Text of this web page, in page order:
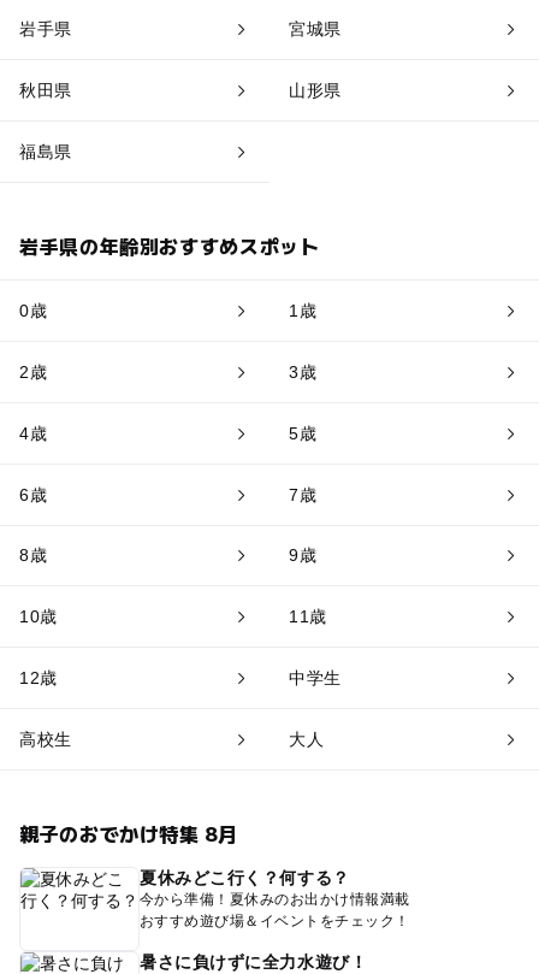
岩手県 宮城県
秋田県 山形県
福島県
岩手県の年齢別おすすめスポット
0歳 1歳
2歳 3歳
4歳 5歳
6歳 7歳
8歳 9歳
10歳 11歳
12歳 中学生
高校生 大人
親子のおでかけ特集 8月
夏休みどこ行く？何する？
今から準備！夏休みのお出かけ情報満載
おすすめ遊び場＆イベントをチェック！
暑さに負けずに全力水遊び！